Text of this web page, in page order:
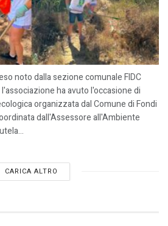
noto dalla sezione comunale FIDC
ha avuto l'occasione di
organizzata dal Comune di Fondi
dall'Assessore all'Ambiente
CARICA ALTRO